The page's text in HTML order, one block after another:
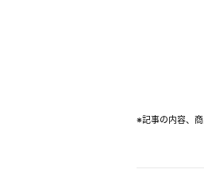
※記事の内容、商